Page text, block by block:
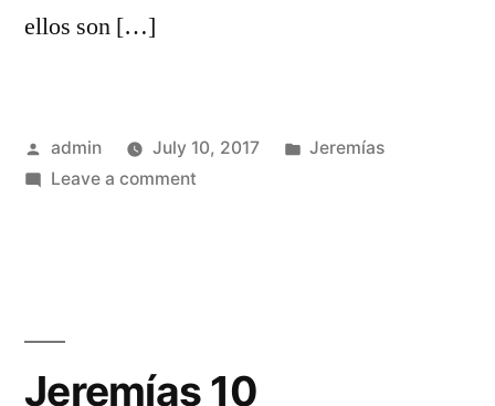
ellos son […]
Posted
by
admin July 10, 2017
Posted
Jeremías
Leave a commenton
Jeremías 10